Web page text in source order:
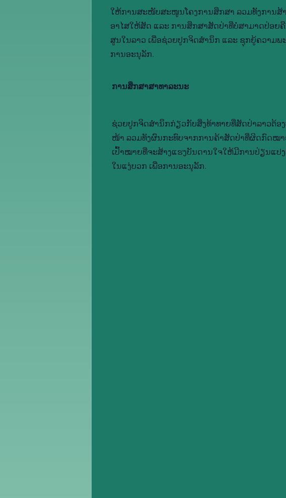
ໃຫ້​ການ​ສະ​ໜັບ​ສະ​ໜູນ​ໂຄງ​ການ​ສຶກ​ສາ ລວມ​ທັງ​ການ​ສ້
ອາ​ໄສ​ໃຫ້​ສັດ ແລະ ການ​ສຶກ​ສາ​ສັດ​ປ່າ​ທີ່​ບໍ່​ສາ​ມາດ​ປ່ອຍ​
ສູນ​ໃນ​ລາວ ເພື່ອ​ຊ່ວຍ​ປູກ​ຈິດ​ສຳ​ນຶກ ແລະ ຊຸກ​ຍູ້​ຄວາມ​ພ
ການ​ອະ​ນຸ​ລັກ.
ການ​ສຶກ​ສາ​ສາ​ທາ​ລະ​ນະ
ຊ່ວຍ​ປູກ​ຈິດ​ສຳ​ນຶກ​ກ່ຽວ​ກັບ​ສິ່ງ​ທ້າ​ທາຍ​ທີ່​ສັດ​ປ່າ​ລາວ​ຕ້ອງ​
ໜ້າ ລວມ​ທັງ​ຜົນ​ກະ​ທົບ​ຈາກ​ການ​ຄ້າ​ສັດ​ປ່າ​ທີ່​ຜິດ​ກົດ​ໝາ
ເປົ້າ​ໝາຍທີ່​ຈະ​ສ້າງ​ແຮງ​ບັນ​ດານ​ໃຈ​ໃຫ້​ມີ​ການ​ປ່ຽນ​ແປ
ໃນ​ແງ່ບວກ ເພື່ອ​ການ​ອະ​ນຸ​ລັກ.